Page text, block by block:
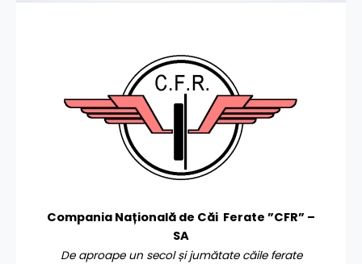
Compania Națională de Căi Ferate ”CFR” –
SA
De aproape un secol și jumătate căile ferate